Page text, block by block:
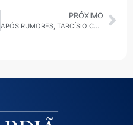
PRÓXIMO
APÓS RUMORES, TARCÍSIO CONFIRMA DISPUTA A REELEIÇÃO E VISITA A BOLSONARO